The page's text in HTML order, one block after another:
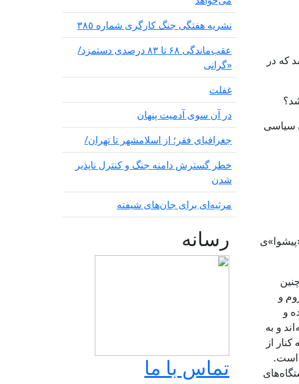
که در
سیاسی
و
و
و به
از
است.
نشریە هفتگی جنگ کارگری شمارە ٣٨٥
عقب‌ماندگی ۶۸ تا ۸۳ درصدی دستمزد/
«گرانی
غفلت
در آن سوی آدمیت پنهان
جغرافیای فقر؛ از اسلامشهر تا تهران/
خطر گسترش دامنه جنگ و کنترل ناپذیر
شدن
مرثیه‌ای برای جان‌های شیفته
رسانه
تماس با ما